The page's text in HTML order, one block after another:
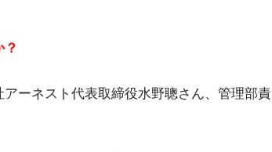
ーネスト代表取締役水野聰さん、管理部責